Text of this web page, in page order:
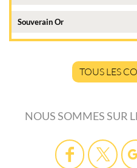
Souverain Or
TOUS LES
NOUS SOMMES SUR